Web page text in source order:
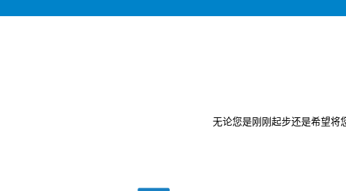
无论您是刚刚起步还是希望将